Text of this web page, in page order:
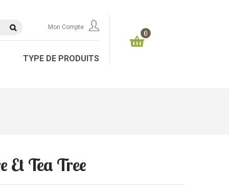
Mon Compte
TYPE DE PRODUITS
0
Et Tea Tree